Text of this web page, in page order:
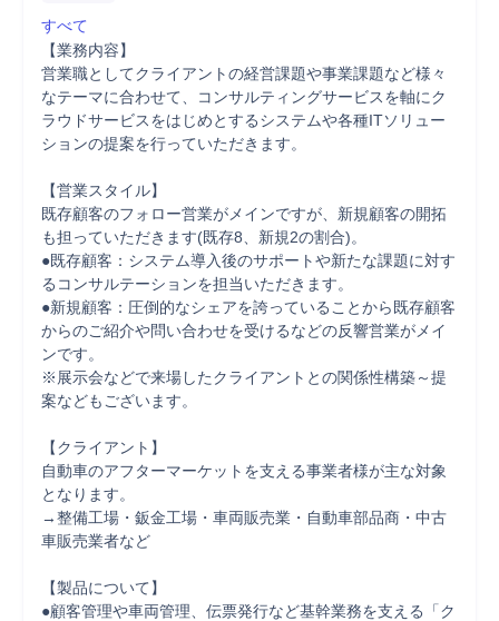
すべて
【業務内容】
営業職としてクライアントの経営課題や事業課題など様々
なテーマに合わせて、コンサルティングサービスを軸にク
ラウドサービスをはじめとするシステムや各種ITソリュー
ションの提案を行っていただきます。
【営業スタイル】
既存顧客のフォロー営業がメインですが、新規顧客の開拓
も担っていただきます(既存8、新規2の割合)。
●既存顧客：システム導入後のサポートや新たな課題に対す
るコンサルテーションを担当いただきます。
●新規顧客：圧倒的なシェアを誇っていることから既存顧客
からのご紹介や問い合わせを受けるなどの反響営業がメイ
ンです。
※展示会などで来場したクライアントとの関係性構築～提
案などもございます。
【クライアント】
自動車のアフターマーケットを支える事業者様が主な対象
となります。
→整備工場・鈑金工場・車両販売業・自動車部品商・中古
車販売業者など
【製品について】
●顧客管理や車両管理、伝票発行など基幹業務を支える「ク